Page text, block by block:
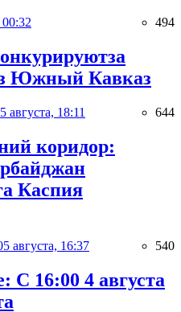
00:32 494
Южный Кавказ
августа, 18:11 644
коридор:
Каспия
августа, 16:37 540
С 16:00 4 августа